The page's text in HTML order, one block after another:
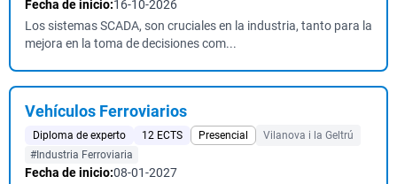
Fecha de inicio:16-10-2026
Los sistemas SCADA, son cruciales en la industria, tanto para la
mejora en la toma de decisiones com...
Vehículos Ferroviarios
Diploma de experto 12 ECTS Presencial
Vilanova i la Geltrú
#Industria Ferroviaria
Fecha de inicio:08-01-2027